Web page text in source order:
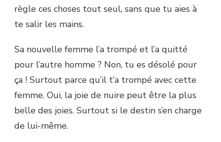
règle ces choses tout seul, sans que tu aies à
te salir les mains.
Sa nouvelle femme l’a trompé et l’a quitté
pour l’autre homme ? Non, tu es désolé pour
ça ! Surtout parce qu’il t’a trompé avec cette
femme. Oui, la joie de nuire peut être la plus
belle des joies. Surtout si le destin s’en charge
de lui-même.